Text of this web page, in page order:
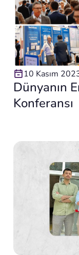
10 Kasım
Dünyanın
Konferansı